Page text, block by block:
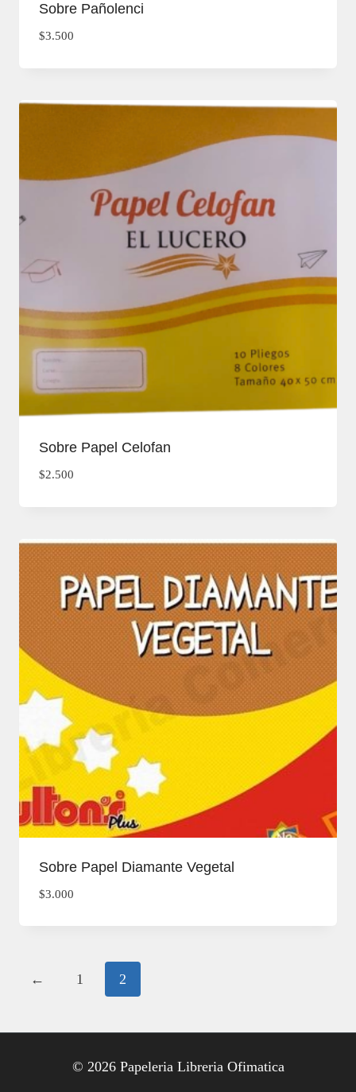
Sobre Pañolenci
$3.500
Sobre Papel Celofan
$2.500
Sobre Papel Diamante Vegetal
$3.000
← 1 2
© 2026 Papeleria Libreria Ofimatica